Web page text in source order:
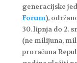
generacijske
Forum),
30. lipnja do 2.
(ne milijuna,
proračuna